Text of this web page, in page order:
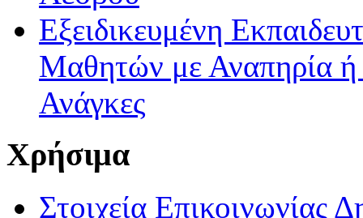
Εξειδικευμένη
Μαθητών με Αναπηρία ή /
Ανάγκες
Χρήσιμα
Στοιχεία Επικοινωνίας